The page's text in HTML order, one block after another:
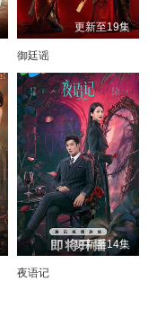
更新至19集
御廷谣
更新至14集
夜语记